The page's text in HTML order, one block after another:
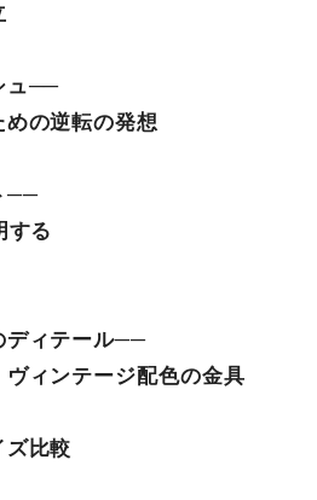
ュ──
の逆転の発想
──
する
ィテール──
ィンテージ配色の金具
比較